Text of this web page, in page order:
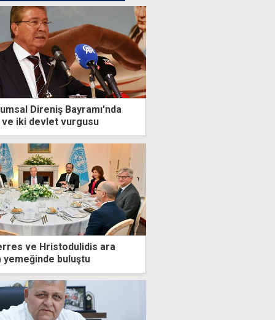
Direniş Bayramı'nda
iki devlet vurgusu
ve Hristodulidis ara
yemeğinde buluştu